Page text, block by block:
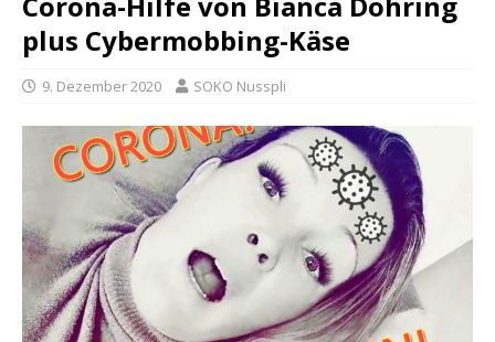
plus Cybermobbing-Käse
9. Dezember 2020 SOKO Nusspli